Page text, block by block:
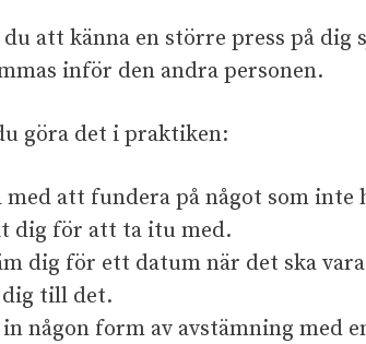
att känna en större press på
inför den andra personen.
göra det i praktiken:
med att fundera på något som
dig för att ta itu med.
dig för ett datum när det ska
till det.
in någon form av avstämning med